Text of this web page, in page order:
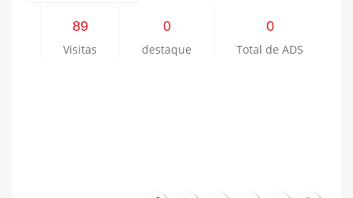
89
Visitas
0
destaque
0
Total de ADS